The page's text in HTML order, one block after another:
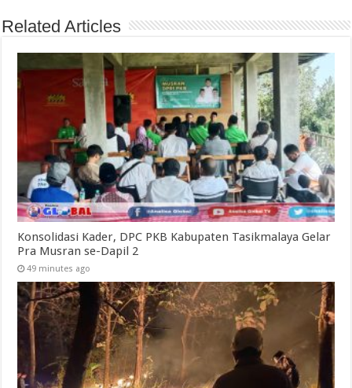
Related Articles
Konsolidasi Kader, DPC PKB Kabupaten Tasikmalaya Gelar
Pra Musran se-Dapil 2
49 minutes ago